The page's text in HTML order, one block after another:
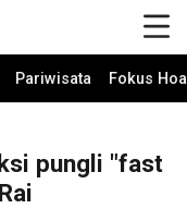
Pariwisata Fokus
pungli "fast